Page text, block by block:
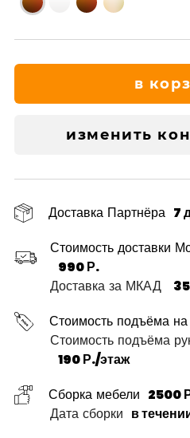
в
изменить
Доставка Партнёра 7
Стоимость доставки
990 Р.
Доставка за МКАД
Стоимость подъёма
Стоимость подъёма
190 Р./этаж
Сборка мебели 2500
Дата сборки в